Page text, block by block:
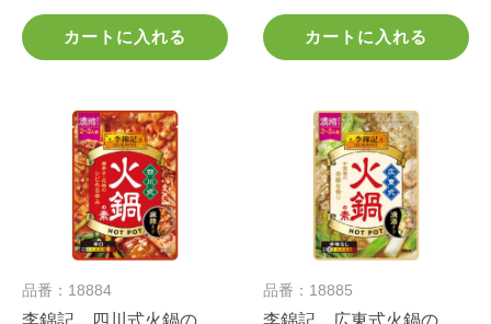
カートに入れる カートに入れる
品番：18884
李錦記 四川式火鍋の
品番：18885
李錦記 広東式火鍋の